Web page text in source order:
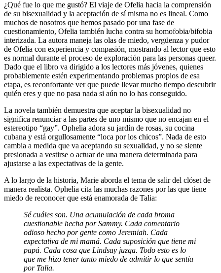
¿Qué fue lo que me gustó? El viaje de Ofelia hacia la comprensión
de su bisexualidad y la aceptación de sí misma no es lineal. Como
muchos de nosotros que hemos pasado por una fase de
cuestionamiento, Ofelia también lucha contra su homofobia/bifobia
interizada. La autora maneja las olas de miedo, vergüenza y pudor
de Ofelia con experiencia y compasión, mostrando al lector que esto
es normal durante el proceso de exploración para las personas queer.
Dado que el libro va dirigido a los lectores más jóvenes, quienes
probablemente estén experimentando problemas propios de esa
etapa, es reconfortante ver que puede llevar mucho tiempo descubrir
quién eres y que no pasa nada si aún no lo has conseguido.
La novela también demuestra que aceptar la bisexualidad no
significa renunciar a las partes de uno mismo que no encajan en el
estereotipo “gay”. Ophelia adora su jardín de rosas, su cocina
cubana y está orgullosamente “loca por los chicos”. Nada de esto
cambia a medida que va aceptando su sexualidad, y no se siente
presionada a vestirse o actuar de una manera determinada para
ajustarse a las expectativas de la gente.
A lo largo de la historia, Marie aborda el tema de salir del clóset de
manera realista. Ophelia cita las muchas razones por las que tiene
miedo de reconocer que está enamorada de Talia:
Sé cuáles son. Una acumulación de cada broma
cuestionable hecha por Sammy. Cada comentario
odioso hecho por gente como Jeremiah. Cada
expectativa de mi mamá. Cada suposición que tiene mi
papá. Cada cosa que Lindsay juzga. Todo esto es lo
que me hizo tener tanto miedo de admitir lo que sentía
por Talia.